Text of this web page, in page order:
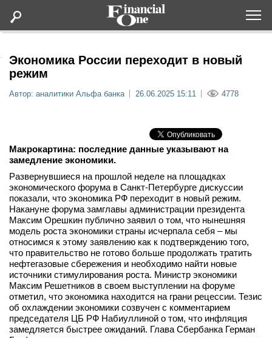
Статьи
Lifestyle
Мероприятия
Новости
Интервью
вконтакте
телеграм
Стать автором
Экономика России переходит в новый
режим
Автор: аналитики Альфа банка 26.06.2025 15:11 4778
Макрокартина: последние данные указывают на
замедление экономики.
Развернувшиеся на прошлой неделе на площадках
экономического форума в Санкт-Петербурге дискуссии
показали, что экономика РФ переходит в новый режим.
Накануне форума замглавы администрации президента
Максим Орешкин публично заявил о том, что нынешняя
модель роста экономики страны исчерпала себя – мы
относимся к этому заявлению как к подтверждению того,
что правительство не готово больше продолжать тратить
нефтегазовые сбережения и необходимо найти новые
источники стимулирования роста. Министр экономики
Максим Решетников в своем выступлении на форуме
отметил, что экономика находится на грани рецессии. Тезис
об охлаждении экономики созвучен с комментарием
председателя ЦБ РФ Набиуллиной о том, что инфляция
замедляется быстрее ожиданий. Глава Сбербанка Герман